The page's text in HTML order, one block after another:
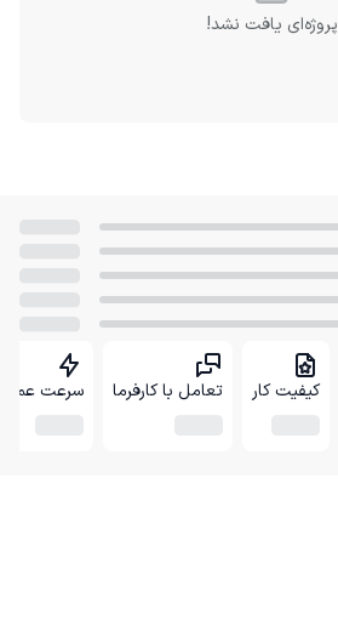
پروژه‌ای یافت نشد!
کیفیت کار تعامل با کارفرما سرعت عمل